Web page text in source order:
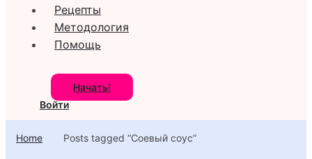
Рецепты
Методология
Помощь
Начать!
Войти
Home Posts tagged “Соевый соус”